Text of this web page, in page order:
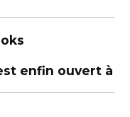
enfin ouvert à